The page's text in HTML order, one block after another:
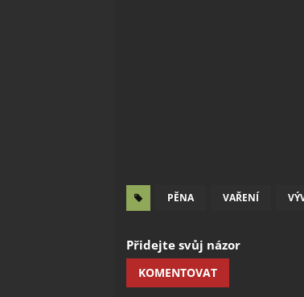
PĚNA VAŘENÍ
Přidejte svůj názor
KOMENTOVAT